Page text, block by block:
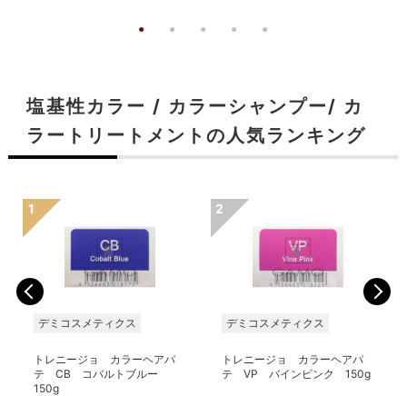
塩基性カラー / カラーシャンプー/ カ
ラートリートメントの人気ランキング
デミコスメティクス
トレニージョ カラーヘアパ
テ CB コバルトブルー
150g
デミコスメティクス
トレニージョ カラーヘアパ
テ VP バインピンク 150g